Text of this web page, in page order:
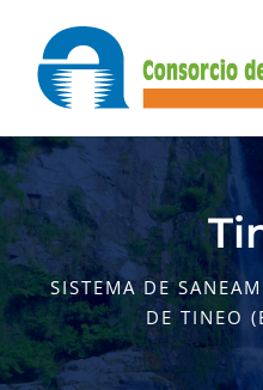
SISTEMA DE
DE TINEO